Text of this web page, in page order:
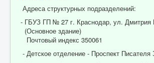
Адреса структурных подразделений:
- ГБУЗ ГП № 27 г. Краснодар, ул. Дмитрия
(Основное здание)
Почтовый индекс 350061
- Детское отделение - Проспект Писателя